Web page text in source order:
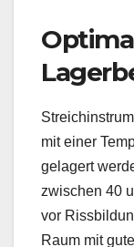
mit einer
gelagert
zwischen 40
vor
Raum mit